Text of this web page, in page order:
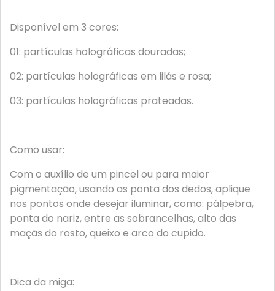
Disponível em 3 cores:
01: partículas holográficas douradas;
02: partículas holográficas em lilás e rosa;
03: partículas holográficas prateadas.
Como usar:
Com o auxílio de um pincel ou para maior
pigmentação, usando as ponta dos dedos, aplique
nos pontos onde desejar iluminar, como: pálpebra,
ponta do nariz, entre as sobrancelhas, alto das
maçãs do rosto, queixo e arco do cupido.
Dica da miga: